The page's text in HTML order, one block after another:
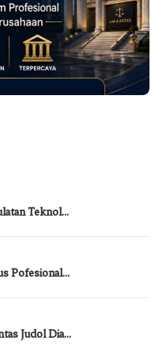
Teknol…
Pofesional…
Judol Dia…